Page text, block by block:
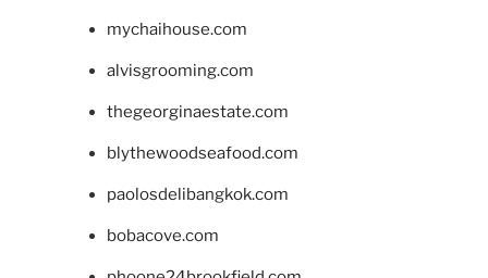
mychaihouse.com
alvisgrooming.com
thegeorginaestate.com
blythewoodseafood.com
paolosdelibangkok.com
bobacove.com